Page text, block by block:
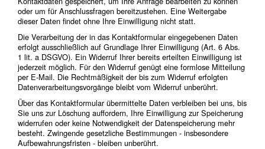
oder um für Anschlussfragen bereitzustehen. Eine Weitergabe
dieser Daten findet ohne Ihre Einwilligung nicht statt.
Die Verarbeitung der in das Kontaktformular eingegebenen Daten
erfolgt ausschließlich auf Grundlage Ihrer Einwilligung (Art. 6 Abs.
1 lit. a DSGVO). Ein Widerruf Ihrer bereits erteilten Einwilligung ist
jederzeit möglich. Für den Widerruf genügt eine formlose Mitteilung
per E-Mail. Die Rechtmäßigkeit der bis zum Widerruf erfolgten
Datenverarbeitungsvorgänge bleibt vom Widerruf unberührt.
Über das Kontaktformular übermittelte Daten verbleiben bei uns, bis
Sie uns zur Löschung auffordern, Ihre Einwilligung zur Speicherung
widerrufen oder keine Notwendigkeit der Datenspeicherung mehr
besteht. Zwingende gesetzliche Bestimmungen - insbesondere
Aufbewahrungsfristen - bleiben unberührt.